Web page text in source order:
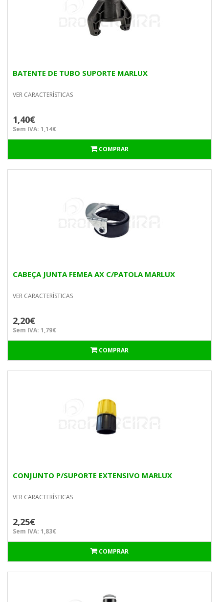
BATENTE DE TUBO SUPORTE MARLUX
VER CARACTERÍSTICAS
1,40€
Sem IVA: 1,14€
COMPRAR
CABEÇA JUNTA FEMEA AX C/PATOLA MARLUX
VER CARACTERÍSTICAS
2,20€
Sem IVA: 1,79€
COMPRAR
CONJUNTO P/SUPORTE EXTENSIVO MARLUX
VER CARACTERÍSTICAS
2,25€
Sem IVA: 1,83€
COMPRAR